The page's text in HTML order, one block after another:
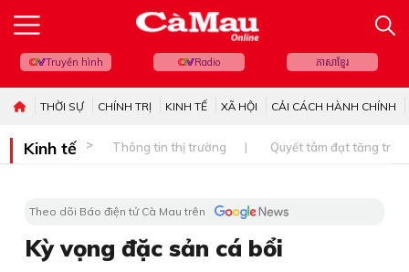
Truyền hình Radio ភាសាខ្មែរ
THỜI SỰ CHÍNH TRỊ KINH TẾ XÃ HỘI CẢI CÁCH HÀNH CHÍNH
Kinh tế Thông tin thị trường Quyết tâm đạt tăng
Theo dõi Báo điện tử Cà Mau trên
Kỳ vọng đặc sản cá bổi